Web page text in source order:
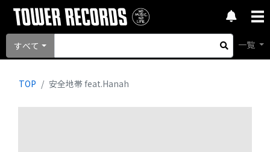
すべて 一覧
TOP 安全地帯 feat.Hanah